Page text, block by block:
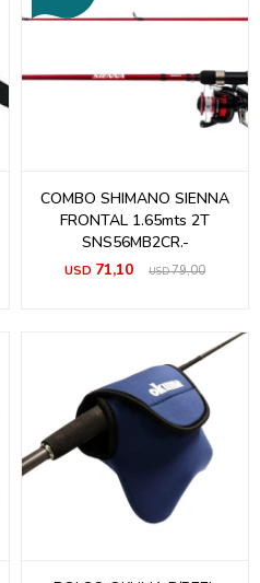
COMBO SHIMANO SIENNA
FRONTAL 1.65mts 2T
SNS56MB2CR.-
USD 71,10 USD79,00